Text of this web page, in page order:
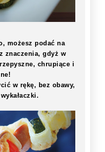
możesz podać na
znaczenia, gdyż w
chrupiące i
w rękę, bez obawy,